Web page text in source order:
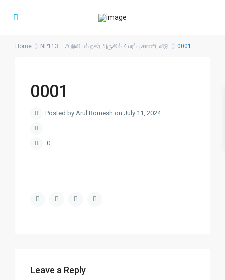
Home NP113 – அறிவியல் நகர் அருகில் 4 பரப்பு காணி, வீடு 0001
0001
Posted by Arul Romesh on July 11, 2024
0
Leave a Reply